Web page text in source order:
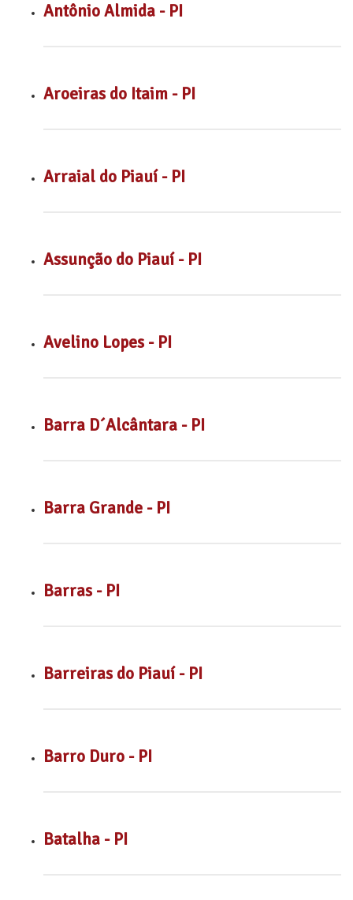
Antônio Almida - PI
Aroeiras do Itaim - PI
Arraial do Piauí - PI
Assunção do Piauí - PI
Avelino Lopes - PI
Barra D´Alcântara - PI
Barra Grande - PI
Barras - PI
Barreiras do Piauí - PI
Barro Duro - PI
Batalha - PI